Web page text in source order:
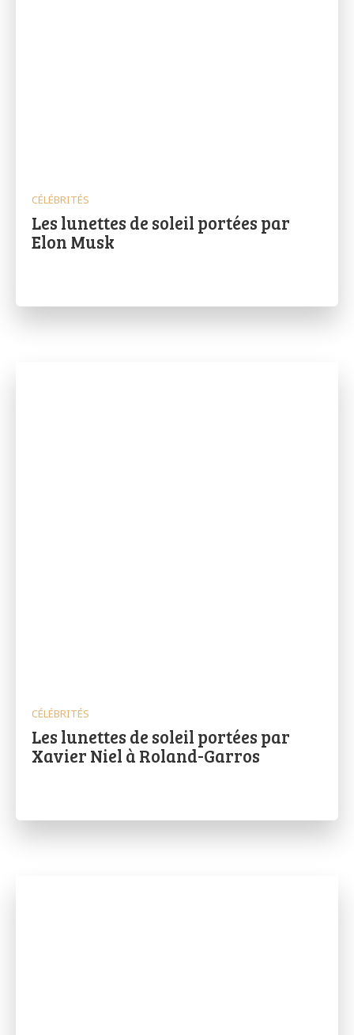
CÉLÉBRITÉS
Les lunettes de soleil portées par
Elon Musk
CÉLÉBRITÉS
Les lunettes de soleil portées par
Xavier Niel à Roland-Garros